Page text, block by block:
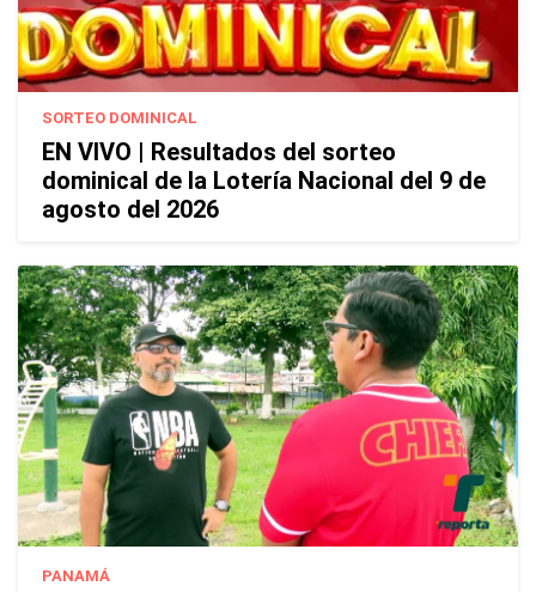
SORTEO DOMINICAL
EN VIVO | Resultados del sorteo
dominical de la Lotería Nacional del 9 de
agosto del 2026
PANAMÁ